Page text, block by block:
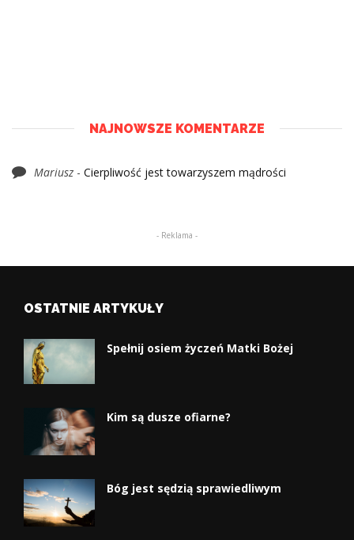
NAJNOWSZE KOMENTARZE
Mariusz - Cierpliwość jest towarzyszem mądrości
- Reklama -
OSTATNIE ARTYKUŁY
Spełnij osiem życzeń Matki Bożej
Kim są dusze ofiarne?
Bóg jest sędzią sprawiedliwym